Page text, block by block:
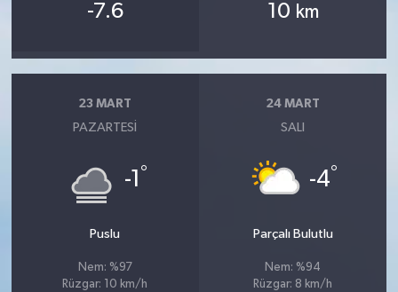
-7.6 10 km
23 MART
PAZARTESI
-1 °
Puslu
Nem: %97
Rüzgar: 10 km/h
24 MART
SALI
-4°
Parçalı Bulutlu
Nem: %94
Rüzgar: 8 km/h